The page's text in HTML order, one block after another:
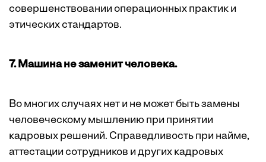
совершенствовании операционных практик и
этических стандартов.
7. Машина не заменит человека.
Во многих случаях нет и не может быть замены
человеческому мышлению при принятии
кадровых решений. Справедливость при найме,
аттестации сотрудников и других кадровых